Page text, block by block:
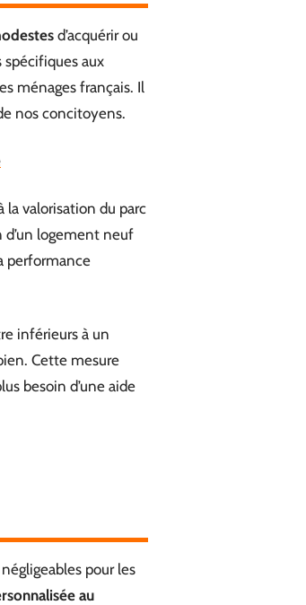
d’acquérir ou
spécifiques aux
ménages français. Il
nos concitoyens.
la valorisation du parc
d’un logement neuf
performance
inférieurs à un
Cette mesure
besoin d’une aide
pour les
au